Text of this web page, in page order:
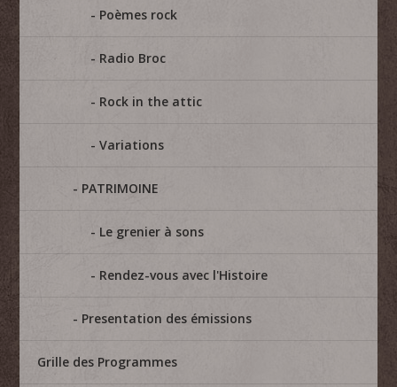
Poèmes rock
Radio Broc
Rock in the attic
Variations
PATRIMOINE
Le grenier à sons
Rendez-vous avec l'Histoire
Presentation des émissions
Grille des Programmes